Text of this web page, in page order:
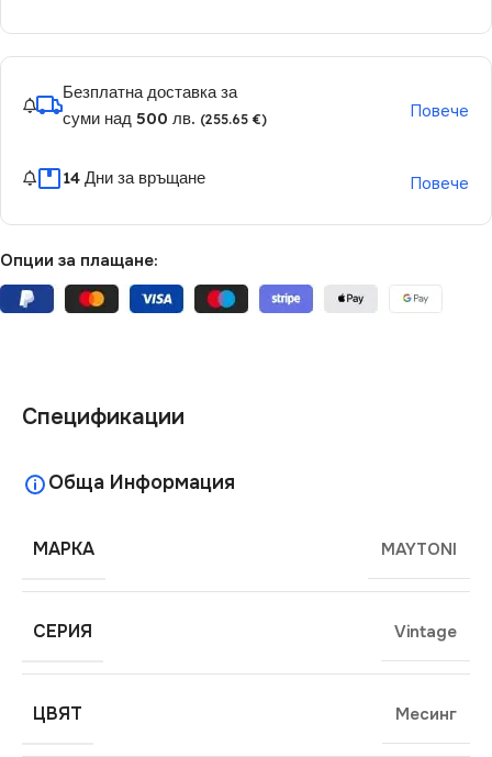
Безплатна доставка за
суми над 500 лв. (255.65 €) Повече
14 Дни за връщане Повече
Опции за плащане:
Спецификации
Обща Информация
МАРКА MAYTONI
СЕРИЯ Vintage
ЦВЯТ Месинг